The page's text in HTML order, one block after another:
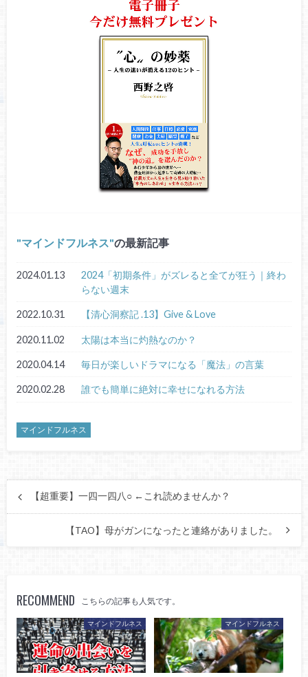
マインドフルネス の最新記事
2024.01.13
2024「初期条件」がズレると全てが狂う｜終わ
らない週末
2022.10.31 【清心洞察記 .13】Give & Love
2020.11.02 太陽は本当に灼熱なのか？
2020.04.14 毎日が楽しいドラマになる「魔法」の言葉
2020.02.28 誰でも簡単に絶対に幸せになれる方法
マインドフルネス
【超重要】一四一四八○ ←これ読めませんか？
【TAO】母がガンになったと連絡がありました。
RECOMMEND こちらの記事も人気です。
マインドフルネス マインドフルネス